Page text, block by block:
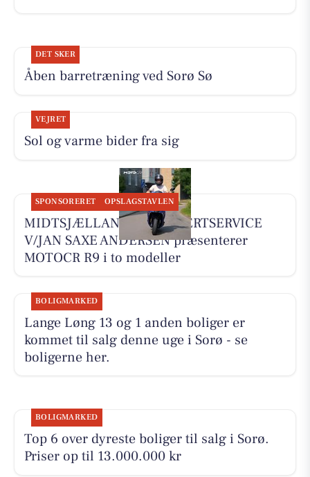
DET SKER
Åben barretræning ved Sorø Sø
VEJRET
Sol og varme bider fra sig
SPONSORERET OPSLAGSTAVLEN
MIDTSJÆLLANDS KNALLERTSERVICE
V/JAN SAXE ANDERSEN præsenterer
MOTOCR R9 i to modeller
BOLIGMARKED
Lange Løng 13 og 1 anden boliger er
kommet til salg denne uge i Sorø - se
boligerne her.
BOLIGMARKED
Top 6 over dyreste boliger til salg i Sorø.
Priser op til 13.000.000 kr